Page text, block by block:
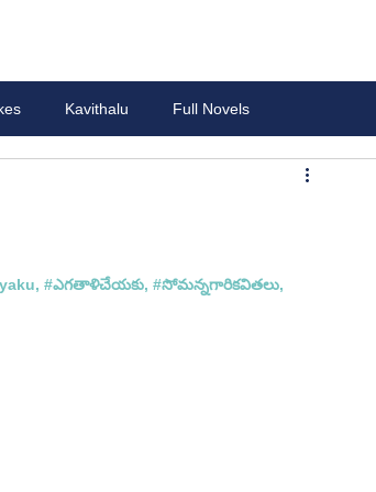
Kavithalu Full Novels
#ఎగతాళిచేయకు, #సోమన్నగారికవితలు,